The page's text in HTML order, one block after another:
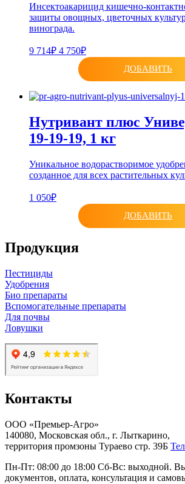
Инсектоакарицид кишечно-
защиты овощных, цветочных
винограда.
9 714₽ 4 750₽
ДОБАВИТЬ
Нутривант плюс
19-19-19, 1 кг
Уникальное водорастворимое
созданное для всех растительных
1 050₽
ДОБАВИТЬ
Продукция
Пестициды
Удобрения
Био препараты
Вспомогательные препараты
Для почвы
Ловушки
Контакты
ООО «Премьер-Агро»
140080, Московская обл., г. Лыткарино,
территория промзоны Тураево стр. 39Б
Пн-Пт: 08:00 до 18:00 Сб-Вс: выходной.
документов, оплата, консультация и